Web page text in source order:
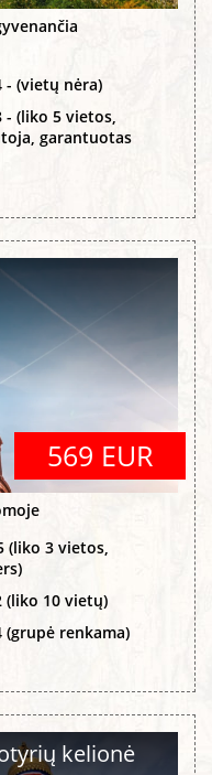
- (vietų nėra)
- (liko 5 vietos,
garantuotas
569 EUR
(liko 3 vietos,
(liko 10 vietų)
(grupė renkama)
kelionė